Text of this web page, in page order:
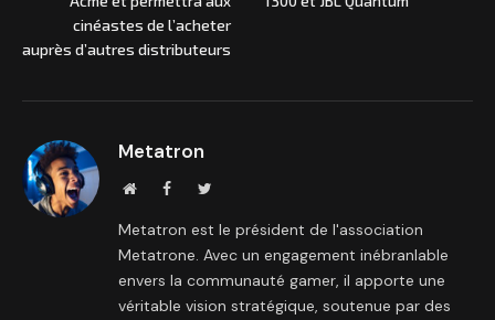
cinéastes de l’acheter
auprès d’autres distributeurs
Metatron
Site
FacebookTwitter
Metatron est le président de l'association
Metatrone. Avec un engagement inébranlable
envers la communauté gamer, il apporte une
véritable vision stratégique, soutenue par des